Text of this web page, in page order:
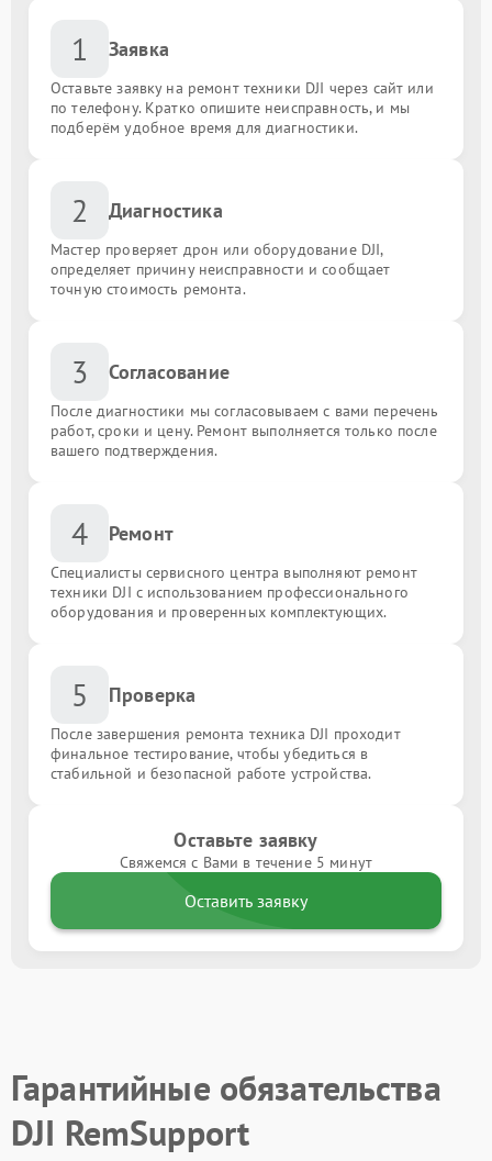
1 Заявка
Оставьте заявку на ремонт техники DJI через сайт или
по телефону. Кратко опишите неисправность, и мы
подберём удобное время для диагностики.
2 Диагностика
Мастер проверяет дрон или оборудование DJI,
определяет причину неисправности и сообщает
точную стоимость ремонта.
3 Согласование
После диагностики мы согласовываем с вами перечень
работ, сроки и цену. Ремонт выполняется только после
вашего подтверждения.
4 Ремонт
Специалисты сервисного центра выполняют ремонт
техники DJI с использованием профессионального
оборудования и проверенных комплектующих.
5 Проверка
После завершения ремонта техника DJI проходит
финальное тестирование, чтобы убедиться в
стабильной и безопасной работе устройства.
Оставьте заявку
Свяжемся с Вами в течение 5 минут
Оставить заявку
Гарантийные обязательства
DJI RemSupport